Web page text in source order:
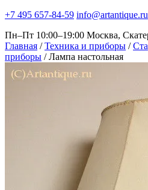
+7 495 657-84-59 info@artantique.ru
Пн–Пт 10:00–19:00 Москва,
Главная / Техника и приборы /
приборы / Лампа настольная